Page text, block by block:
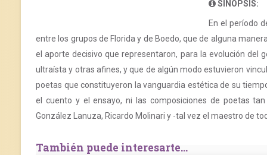
SINOPSIS:
En el período
entre los grupos de Florida y de Boedo, que de alguna
el aporte decisivo que representaron, para la evolución del
ultraísta y otras afines, y que de algún modo estuvieron
poetas que constituyeron la vanguardia estética de su
el cuento y el ensayo, ni las composiciones de poetas
González Lanuza, Ricardo Molinari y -tal vez el maestro de
También puede interesarte...